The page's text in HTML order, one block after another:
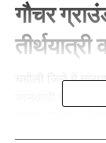
गौचर
चमोली जिले में
जानकारी के
बाद क्षेत्र में शोक